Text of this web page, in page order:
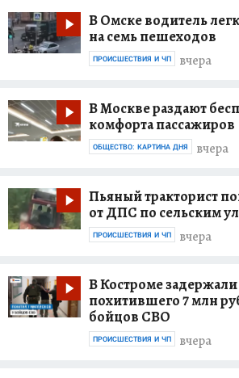
В Омске водитель
на семь пешеходов
вчера
ПРОИСШЕСТВИЯ И ЧП
В Москве раздают
комфорта пассажиров
вчера
ОБЩЕСТВО: КАРТИНА ДНЯ
Пьяный тракторист
от ДПС по сельским
вчера
ПРОИСШЕСТВИЯ И ЧП
В Костроме
похитившего 7 млн
бойцов СВО
вчера
ПРОИСШЕСТВИЯ И ЧП